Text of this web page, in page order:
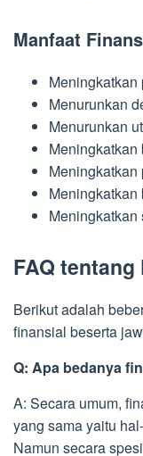
Manfaat
Menurunkan
Menurunkan
Meningkatkan
FAQ tentang
Berikut adalah
finansial beserta
Q: Apa bedanya
A: Secara umum,
yang sama yaitu
Namun secara